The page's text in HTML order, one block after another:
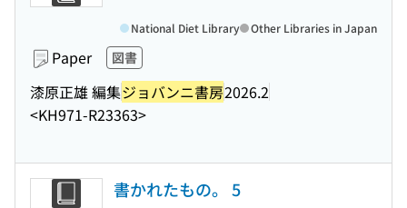
Paper 図書
漆原正雄 編集ジョバンニ書房2026.2
<KH971-R23363>
National Diet Library Other Libraries in Japan
書かれたもの。 5